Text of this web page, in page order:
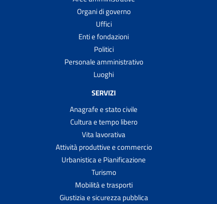
Organi di governo
Uffici
Enti e fondazioni
Politici
Personale amministrativo
Luoghi
SERVIZI
Anagrafe e stato civile
Cultura e tempo libero
Vita lavorativa
Attività produttive e commercio
Urbanistica e Pianificazione
Turismo
Mobilità e trasporti
Giustizia e sicurezza pubblica